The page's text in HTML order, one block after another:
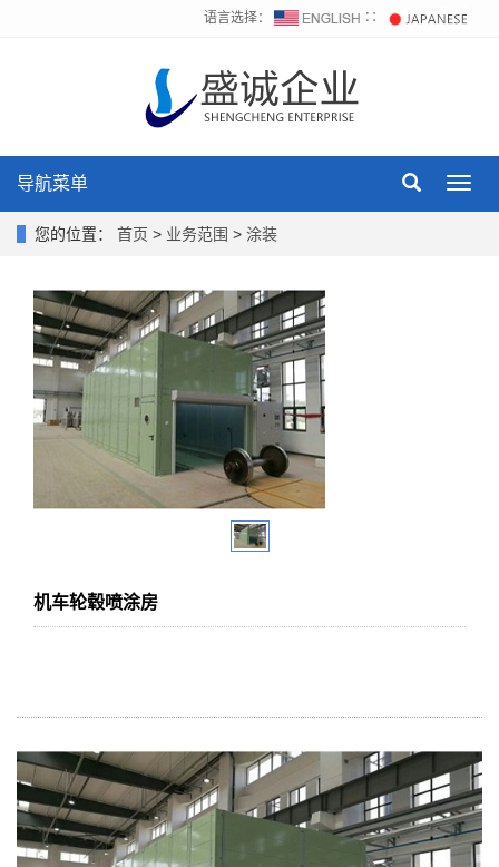
语言选择： ∷
导航菜单
您的位置： 首页 > 业务范围 > 涂装
机车轮毂喷涂房